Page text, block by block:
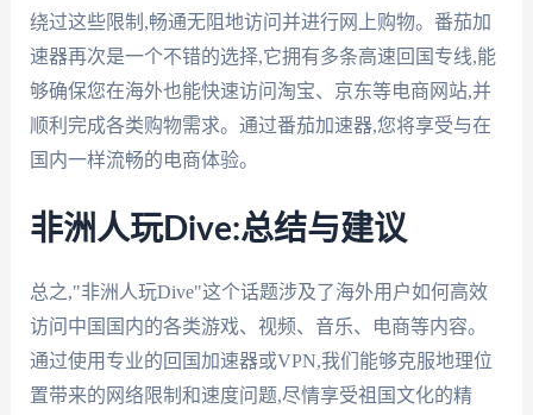
绕过这些限制,畅通无阻地访问并进行网上购物。番茄加
速器再次是一个不错的选择,它拥有多条高速回国专线,能
够确保您在海外也能快速访问淘宝、京东等电商网站,并
顺利完成各类购物需求。通过番茄加速器,您将享受与在
国内一样流畅的电商体验。
非洲人玩Dive:总结与建议
总之,"非洲人玩Dive"这个话题涉及了海外用户如何高效
访问中国国内的各类游戏、视频、音乐、电商等内容。
通过使用专业的回国加速器或VPN,我们能够克服地理位
置带来的网络限制和速度问题,尽情享受祖国文化的精